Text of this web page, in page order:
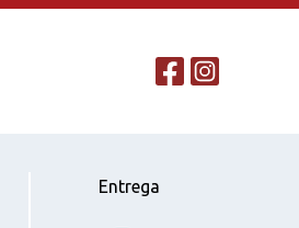
Entrega